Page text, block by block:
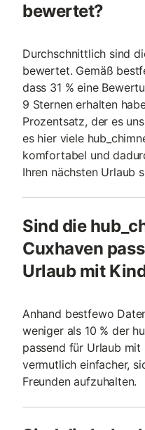
bewertet?
Durchschnittlich sind
bewertet. Gemäß
dass 31 % eine
9 Sternen erhalten
Prozentsatz, der es
es hier viele
komfortabel und
Ihren nächsten Urlaub
Sind die
Cuxhaven
Urlaub mit
Anhand bestfewo
weniger als 10 % der
passend für Urlaub
vermutlich einfacher,
Freunden aufzuhalten.